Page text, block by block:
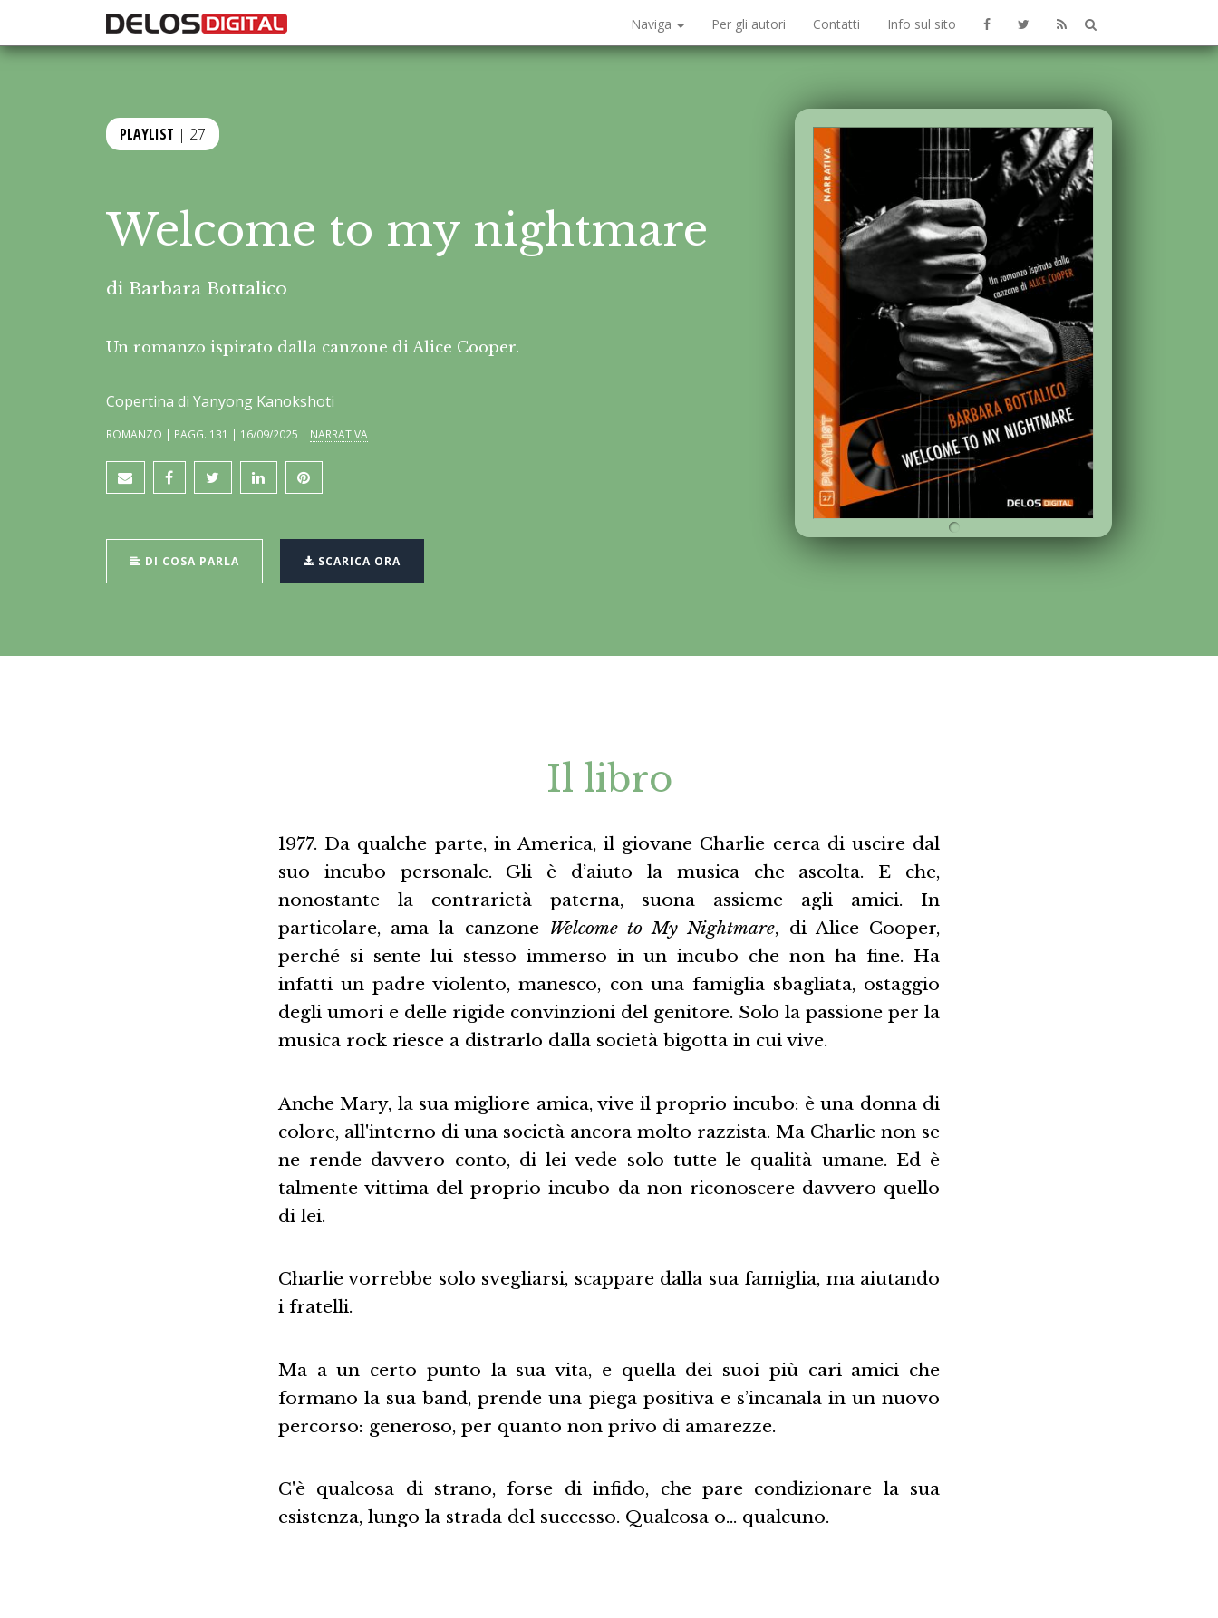
Naviga Per gli autori Contatti Info sul sito
PLAYLIST | 27
Welcome to my nightmare
di Barbara Bottalico
Un romanzo ispirato dalla canzone di Alice Cooper.
Copertina di Yanyong Kanokshoti
ROMANZO | PAGG. 131 | 16/09/2025 | NARRATIVA
DI COSA PARLA SCARICA ORA
Il libro
1977. Da qualche parte, in America, il giovane Charlie cerca di uscire dal
suo incubo personale. Gli è d’aiuto la musica che ascolta. E che,
nonostante la contrarietà paterna, suona assieme agli amici. In
particolare, ama la canzone Welcome to My Nightmare, di Alice Cooper,
perché si sente lui stesso immerso in un incubo che non ha fine. Ha
infatti un padre violento, manesco, con una famiglia sbagliata, ostaggio
degli umori e delle rigide convinzioni del genitore. Solo la passione per la
musica rock riesce a distrarlo dalla società bigotta in cui vive.
Anche Mary, la sua migliore amica, vive il proprio incubo: è una donna di
colore, all'interno di una società ancora molto razzista. Ma Charlie non se
ne rende davvero conto, di lei vede solo tutte le qualità umane. Ed è
talmente vittima del proprio incubo da non riconoscere davvero quello
di lei.
Charlie vorrebbe solo svegliarsi, scappare dalla sua famiglia, ma aiutando
i fratelli.
Ma a un certo punto la sua vita, e quella dei suoi più cari amici che
formano la sua band, prende una piega positiva e s’incanala in un nuovo
percorso: generoso, per quanto non privo di amarezze.
C'è qualcosa di strano, forse di infido, che pare condizionare la sua
esistenza, lungo la strada del successo. Qualcosa o… qualcuno.